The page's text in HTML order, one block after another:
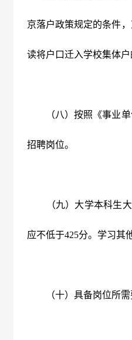
京落户政策规定的条件
读将户口迁入学校集体户
（八）按照《事业单
招聘岗位。
（九）大学本科生大
应不低于425分。学习其
（十）具备岗位所需